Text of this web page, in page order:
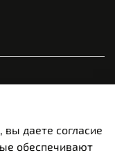
даете согласие
обеспечивают